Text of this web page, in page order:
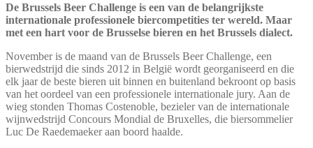
De Brussels Beer Challenge is een van de belangrijkste
internationale professionele biercompetities ter wereld. Maar
met een hart voor de Brusselse bieren en het Brussels dialect.
November is de maand van de Brussels Beer Challenge, een
bierwedstrijd die sinds 2012 in België wordt georganiseerd en die
elk jaar de beste bieren uit binnen en buitenland bekroont op basis
van het oordeel van een professionele internationale jury. Aan de
wieg stonden Thomas Costenoble, bezieler van de internationale
wijnwedstrijd Concours Mondial de Bruxelles, die biersommelier
Luc De Raedemaeker aan boord haalde.